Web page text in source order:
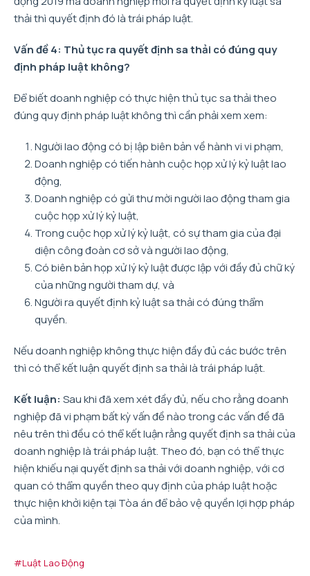
thải thì quyết định đó là trái pháp luật.
Vấn đề 4: Thủ tục ra quyết định sa thải có đúng quy
định pháp luật không?
Để biết doanh nghiệp có thực hiện thủ tục sa thải theo
đúng quy định pháp luật không thì cần phải xem xem:
Người lao động có bị lập biên bản về hành vi vi phạm,
Doanh nghiệp có tiến hành cuộc họp xử lý kỷ luật lao
động,
Doanh nghiệp có gửi thư mời người lao động tham gia
cuộc họp xử lý kỷ luật,
Trong cuộc họp xử lý kỷ luật, có sự tham gia của đại
diện công đoàn cơ sở và người lao động,
Có biên bản họp xử lý kỷ luật được lập với đầy đủ chữ ký
của những người tham dự, và
Người ra quyết định kỷ luật sa thải có đúng thẩm
quyền.
Nếu doanh nghiệp không thực hiện đầy đủ các bước trên
thì có thể kết luận quyết định sa thải là trái pháp luật.
Kết luận: Sau khi đã xem xét đầy đủ, nếu cho rằng doanh
nghiệp đã vi phạm bất kỳ vấn đề nào trong các vấn đề đã
nêu trên thì đều có thể kết luận rằng quyết định sa thải của
doanh nghiệp là trái pháp luật. Theo đó, bạn có thể thực
hiện khiếu nại quyết định sa thải với doanh nghiệp, với cơ
quan có thẩm quyền theo quy định của pháp luật hoặc
thực hiện khởi kiện tại Tòa án để bảo vệ quyền lợi hợp pháp
của mình.
#Luật Lao Động